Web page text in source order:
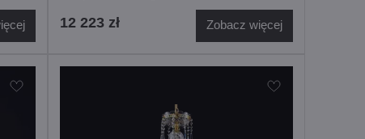
12 223 zł Zobacz więcej